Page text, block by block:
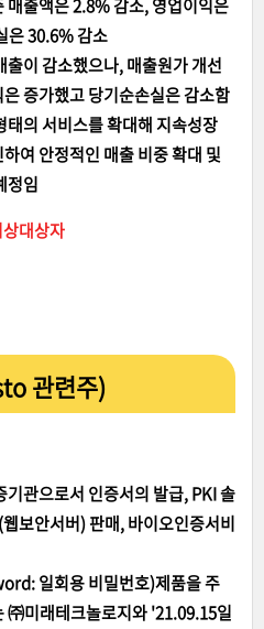
매출액은 2.8% 감소, 영업이익은
은 30.6% 감소
출이 감소했으나, 매출원가 개선
증가했고 당기순손실은 감소함
의 서비스를 확대해 지속성장
여 안정적인 매출 비중 확대 및
정임
대상자
관련주)
기관으로서 인증서의 발급, PKI 솔
보안서버) 판매, 바이오인증서비
일회용 비밀번호)제품을 주
㈜미래테크놀로지와 '21.09.15일